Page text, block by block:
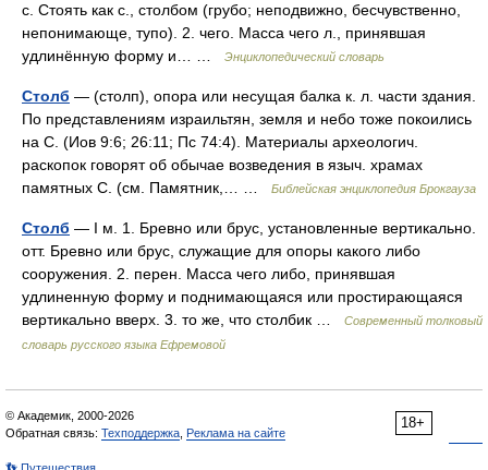
с. Стоять как с., столбом (грубо; неподвижно, бесчувственно,
непонимающе, тупо). 2. чего. Масса чего л., принявшая
удлинённую форму и… …
Энциклопедический словарь
Столб — (столп), опора или несущая балка к. л. части здания.
По представлениям израильтян, земля и небо тоже покоились
на С. (Иов 9:6; 26:11; Пс 74:4). Материалы археологич.
раскопок говорят об обычае возведения в языч. храмах
памятных С. (см. Памятник,… …
Библейская энциклопедия Брокгауза
Столб — I м. 1. Бревно или брус, установленные вертикально.
отт. Бревно или брус, служащие для опоры какого либо
сооружения. 2. перен. Масса чего либо, принявшая
удлиненную форму и поднимающаяся или простирающаяся
вертикально вверх. 3. то же, что столбик …
Современный толковый
словарь русского языка Ефремовой
18+
© Академик, 2000-2026
Обратная связь: Техподдержка Реклама на сайте